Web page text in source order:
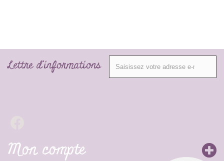
Lettre d'informations
Mon compte